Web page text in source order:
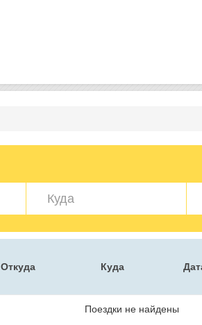
Откуда Куда
Поездки не найдены